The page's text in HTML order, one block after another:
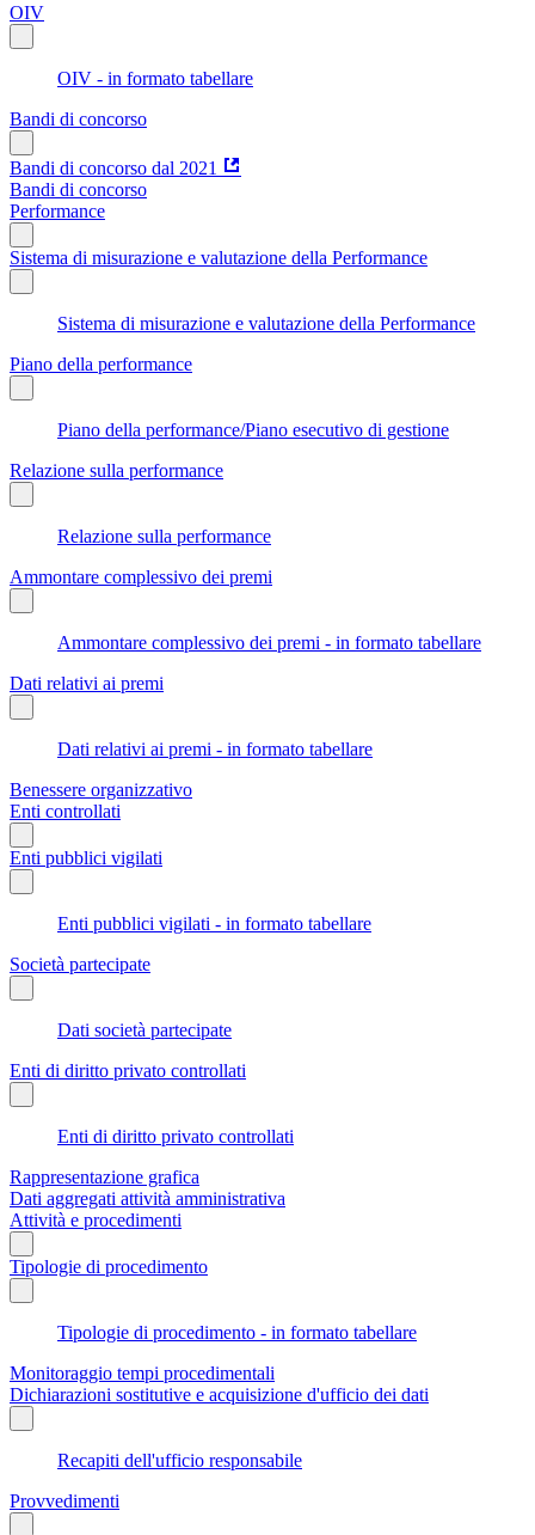
OIV
OIV - in formato tabellare
Bandi di concorso
Bandi di concorso dal 2021
Bandi di concorso
Performance
Sistema di misurazione e valutazione della Performance
Sistema di misurazione e valutazione della Performance
Piano della performance
Piano della performance/Piano esecutivo di gestione
Relazione sulla performance
Relazione sulla performance
Ammontare complessivo dei premi
Ammontare complessivo dei premi - in formato tabellare
Dati relativi ai premi
Dati relativi ai premi - in formato tabellare
Benessere organizzativo
Enti controllati
Enti pubblici vigilati
Enti pubblici vigilati - in formato tabellare
Società partecipate
Dati società partecipate
Enti di diritto privato controllati
Enti di diritto privato controllati
Rappresentazione grafica
Dati aggregati attività amministrativa
Attività e procedimenti
Tipologie di procedimento
Tipologie di procedimento - in formato tabellare
Monitoraggio tempi procedimentali
Dichiarazioni sostitutive e acquisizione d'ufficio dei dati
Recapiti dell'ufficio responsabile
Provvedimenti